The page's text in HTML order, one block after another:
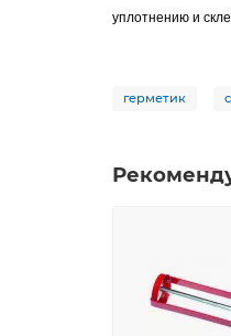
уплотнению и
герметик